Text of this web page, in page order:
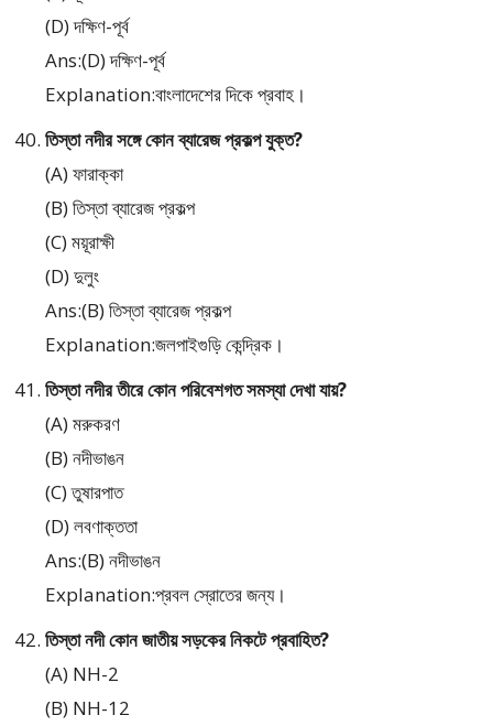
(D) দক্ষিণ-পূর্ব
Ans:(D) দক্ষিণ-পূর্ব
Explanation:বাংলাদেশের দিকে প্রবাহ।
তিস্তা নদীর সঙ্গে কোন ব্যারেজ প্রকল্প যুক্ত?
(A) ফারাক্কা
(B) তিস্তা ব্যারেজ প্রকল্প
(C) ময়ূরাক্ষী
(D) দুলুং
Ans:(B) তিস্তা ব্যারেজ প্রকল্প
Explanation:জলপাইগুড়ি কেন্দ্রিক।
তিস্তা নদীর তীরে কোন পরিবেশগত সমস্যা দেখা যায়?
(A) মরুকরণ
(B) নদীভাঙন
(C) তুষারপাত
(D) লবণাক্ততা
Ans:(B) নদীভাঙন
Explanation:প্রবল স্রোতের জন্য।
তিস্তা নদী কোন জাতীয় সড়কের নিকটে প্রবাহিত?
(A) NH-2
(B) NH-12